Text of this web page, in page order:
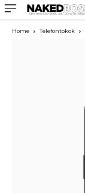
Home Telefontokok